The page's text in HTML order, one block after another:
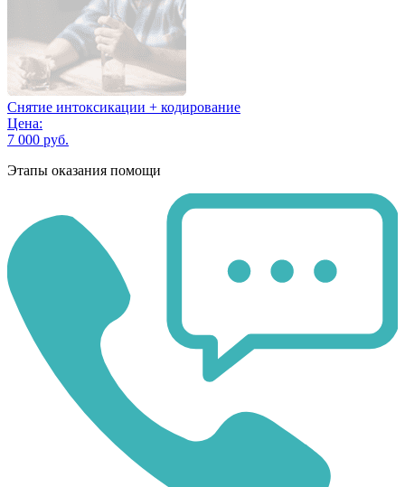
Снятие интоксикации + кодирование
Цена:
7 000 руб.
Этапы оказания помощи